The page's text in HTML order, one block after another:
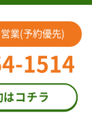
業(予約優先)
1514
はコチラ